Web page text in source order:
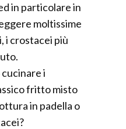
in particolare in
moltissime
i crostacei più
i
fritto misto
in padella o